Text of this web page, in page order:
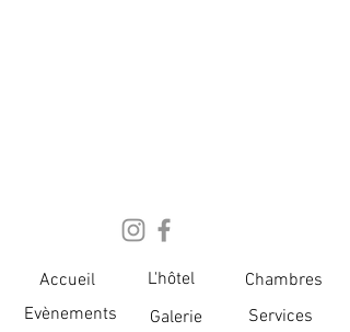
Chambres
L'hôtel
Accueil
Galerie
Services
Evènements